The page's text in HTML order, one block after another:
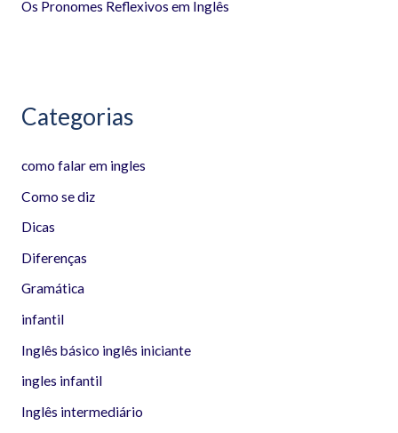
Os Pronomes Reflexivos em Inglês
Categorias
como falar em ingles
Como se diz
Dicas
Diferenças
Gramática
infantil
Inglês básico inglês iniciante
ingles infantil
Inglês intermediário